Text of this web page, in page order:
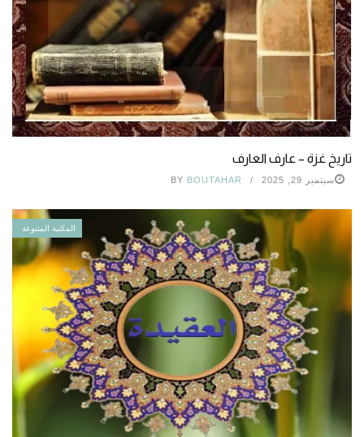
تاريخ غزة – عارف العارف
سبتمبر 29, 2025 BY BOUTAHAR
المكتبة المتنوعة